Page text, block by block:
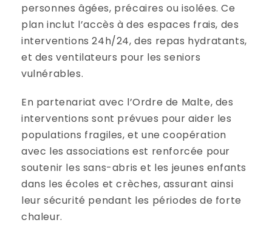
personnes âgées, précaires ou isolées. Ce
plan inclut l’accès à des espaces frais, des
interventions 24h/24, des repas hydratants,
et des ventilateurs pour les seniors
vulnérables.
En partenariat avec l’Ordre de Malte, des
interventions sont prévues pour aider les
populations fragiles, et une coopération
avec les associations est renforcée pour
soutenir les sans-abris et les jeunes enfants
dans les écoles et crèches, assurant ainsi
leur sécurité pendant les périodes de forte
chaleur.